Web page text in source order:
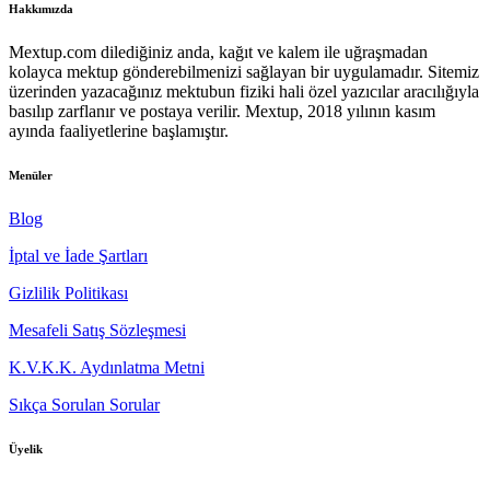
Hakkımızda
Mextup.com dilediğiniz anda, kağıt ve kalem ile uğraşmadan
kolayca mektup gönderebilmenizi sağlayan bir uygulamadır. Sitemiz
üzerinden yazacağınız mektubun fiziki hali özel yazıcılar aracılığıyla
basılıp zarflanır ve postaya verilir. Mextup, 2018 yılının kasım
ayında faaliyetlerine başlamıştır.
Menüler
Blog
İptal ve İade Şartları
Gizlilik Politikası
Mesafeli Satış Sözleşmesi
K.V.K.K. Aydınlatma Metni
Sıkça Sorulan Sorular
Üyelik